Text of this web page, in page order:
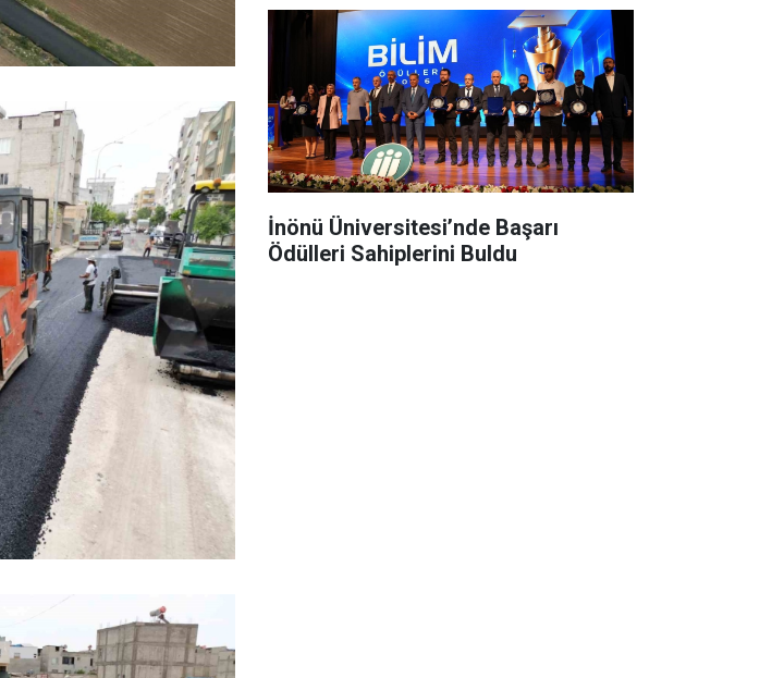
İnönü Üniversitesi’nde Başarı
Ödülleri Sahiplerini Buldu